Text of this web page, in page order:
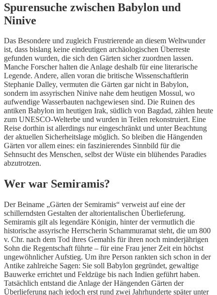
Spurensuche zwischen Babylon und
Ninive
Das Besondere und zugleich Frustrierende an diesem Weltwunder
ist, dass bislang keine eindeutigen archäologischen Überreste
gefunden wurden, die sich den Gärten sicher zuordnen lassen.
Manche Forscher halten die Anlage deshalb für eine literarische
Legende. Andere, allen voran die britische Wissenschaftlerin
Stephanie Dalley, vermuten die Gärten gar nicht in Babylon,
sondern im assyrischen Ninive nahe dem heutigen Mossul, wo
aufwendige Wasserbauten nachgewiesen sind. Die Ruinen des
antiken Babylon im heutigen Irak, südlich von Bagdad, zählen heute
zum UNESCO-Welterbe und wurden in Teilen rekonstruiert. Eine
Reise dorthin ist allerdings nur eingeschränkt und unter Beachtung
der aktuellen Sicherheitslage möglich. So bleiben die Hängenden
Gärten vor allem eines: ein faszinierendes Sinnbild für die
Sehnsucht des Menschen, selbst der Wüste ein blühendes Paradies
abzutrotzen.
Wer war Semiramis?
Der Beiname „Gärten der Semiramis“ verweist auf eine der
schillerndsten Gestalten der altorientalischen Überlieferung.
Semiramis gilt als legendäre Königin, hinter der vermutlich die
historische assyrische Herrscherin Schammuramat steht, die um 800
v. Chr. nach dem Tod ihres Gemahls für ihren noch minderjährigen
Sohn die Regentschaft führte – für eine Frau jener Zeit ein höchst
ungewöhnlicher Aufstieg. Um ihre Person rankten sich schon in der
Antike zahlreiche Sagen: Sie soll Babylon gegründet, gewaltige
Bauwerke errichtet und Feldzüge bis nach Indien geführt haben.
Tatsächlich entstand die Anlage der Hängenden Gärten der
Überlieferung nach jedoch erst rund zwei Jahrhunderte später unter